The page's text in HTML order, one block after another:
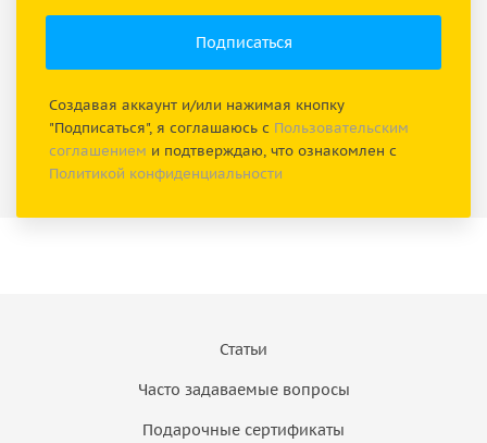
Создавая аккаунт и/или нажимая кнопку
"Подписаться", я соглашаюсь с Пользовательским
соглашением и подтверждаю, что ознакомлен с
Политикой конфиденциальности
Статьи
Часто задаваемые вопросы
Подарочные сертификаты